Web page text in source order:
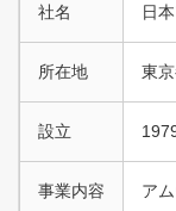
社名 日
所在地 東
設立
事業内容 ア